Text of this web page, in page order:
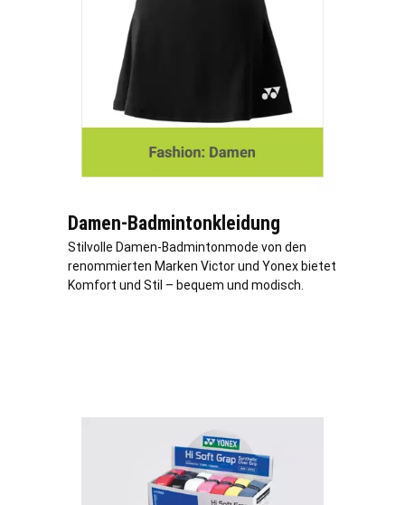
Damen-Badmintonkleidung
Stilvolle Damen-Badmintonmode von den
renommierten Marken Victor und Yonex bietet
Komfort und Stil – bequem und modisch.